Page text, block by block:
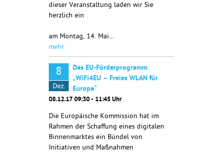
dieser Veranstaltung laden wir Sie
herzlich ein
am Montag, 14. Mai…
mehr
8
Dez.
Das EU-Förderprogramm
„WiFi4EU – Freies WLAN für
Europa“
08.12.17 09:30 - 11:45 Uhr
Die Europäische Kommission hat im
Rahmen der Schaffung eines digitalen
Binnenmarktes ein Bündel von
Initiativen und Maßnahmen